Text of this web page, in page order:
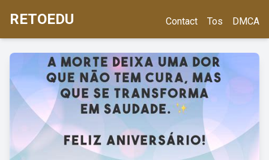
RETOEDU Contact Tos DMCA